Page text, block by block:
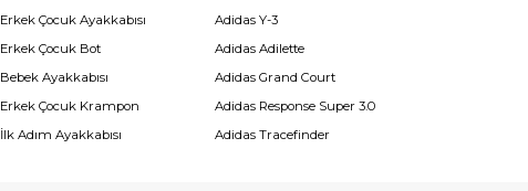
Erkek Çocuk Ayakkabısı
Erkek Çocuk Bot
Bebek Ayakkabısı
Erkek Çocuk Krampon
İlk Adım Ayakkabısı
Adidas Y-3
Adidas Adilette
Adidas Grand Court
Adidas Response Super 3.0
Adidas Tracefinder